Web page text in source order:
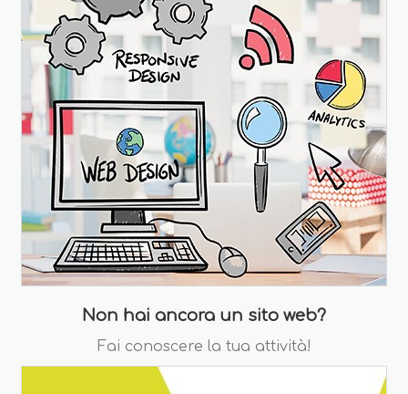
Non hai ancora un sito web?
Fai conoscere la tua attività!